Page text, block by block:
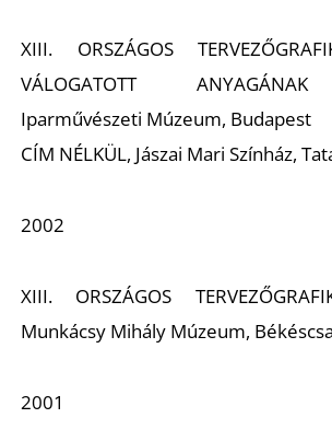
XIII. ORSZÁGOS
VÁLOGATOTT
Iparművészeti Múzeum, Budapest
CÍM NÉLKÜL, Jászai Mari Színház,
2002
XIII. ORSZÁGOS
Munkácsy Mihály Múzeum,
2001